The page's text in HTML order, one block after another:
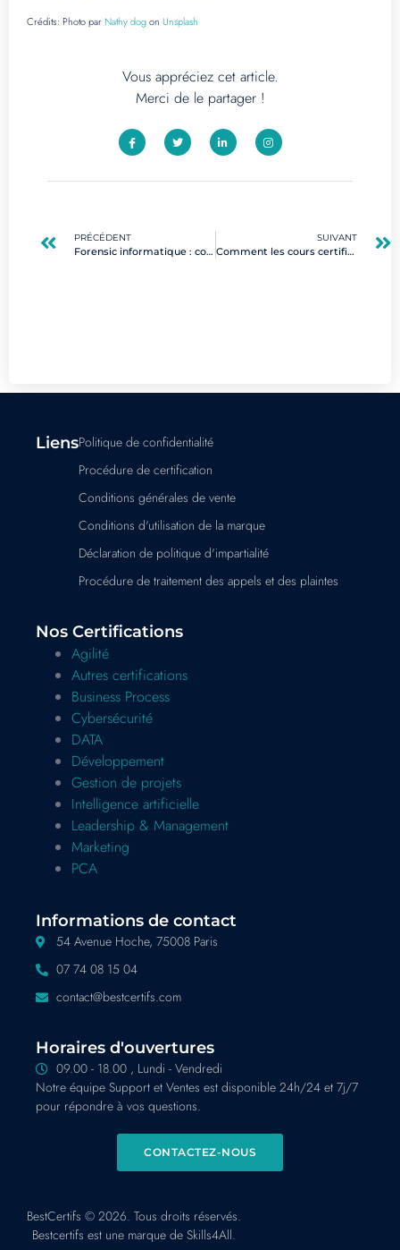
Crédits: Photo par Nathy dogon Unsplash
Vous appréciez cet article.
Merci de le partager !
PRÉCÉDENT
Forensic informatique : comprendre l’investigation numérique après une cyberattaque
SUIVANT
Comment les cours certifiants peuvent transformer votre carrière numérique
LiensPolitique de confidentialité
Procédure de certification
Conditions générales de vente
Conditions d'utilisation de la marque
Déclaration de politique d'impartialité
Procédure de traitement des appels et des plaintes
Nos Certifications
Agilité
Autres certifications
Business Process
Cybersécurité
DATA
Développement
Gestion de projets
Intelligence artificielle
Leadership & Management
Marketing
PCA
Informations de contact
54 Avenue Hoche, 75008 Paris
07 74 08 15 04
contact@bestcertifs.com
Horaires d'ouvertures
09.00 - 18.00 , Lundi - Vendredi
Notre équipe Support et Ventes est disponible 24h/24 et 7j/7
pour répondre à vos questions.
CONTACTEZ-NOUS
BestCertifs © 2026. Tous droits réservés.
Bestcertifs est une marque de Skills4All.